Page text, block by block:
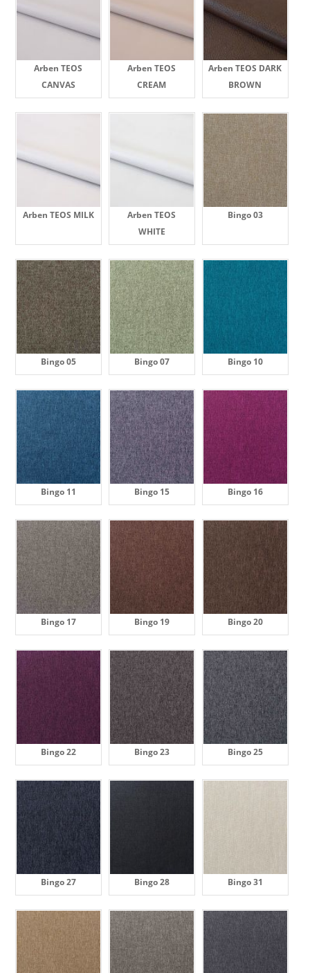
Arben TEOS
CANVAS
Arben TEOS
CREAM
Arben TEOS DARK
BROWN
Arben TEOS MILK
Arben TEOS
WHITE
Bingo 03
Bingo 05 Bingo 07 Bingo 10
Bingo 11 Bingo 15 Bingo 16
Bingo 17 Bingo 19 Bingo 20
Bingo 22 Bingo 23 Bingo 25
Bingo 27 Bingo 28 Bingo 31